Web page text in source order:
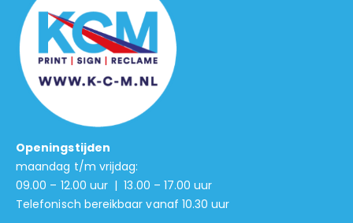
Openingstijden
maandag t/m vrijdag:
09.00 – 12.00 uur | 13.00 – 17.00 uur
Telefonisch bereikbaar vanaf 10.30 uur